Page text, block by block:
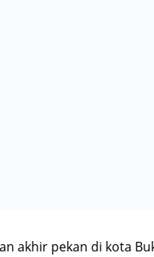
akhir pekan di kota